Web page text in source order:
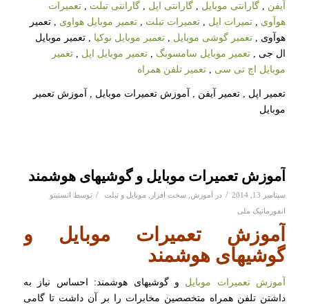
آیفن , گارانتی موبایل , گارانتی اپل , گارانتی تبلت , تعمیرات
هوآوی , تمیرات اپل , تعمیرات تبلت , تعمیر موبایل هواوی , تعمیر
هوآوی , تعمیر گوشی موبایل , تعمیر موبایل نوکیا , تعمیر موبایل
ال جی , تعمیر موبایل سامسونگ , تعمیر موبایل اپل , تعمیر
موبایل اچ تی سی , تعمیر تلفن همراه
تعمیر اپل , تعمیر آیفن , آموزش تعمیرات موبایل , آموزش تعمیر
موبایل
آموزش تعمیرات موبایل و گوشیهای هوشمند
سپتامبر 13, 2014 / در آموزش سخت افزار موبایل و تبلت / توسط انستیتو
انفورماتیک ملی
آموزش تعمیرات موبایل و
گوشیهای هوشمند
آموزش تعمیرات موبایل و گوشیهای هوشمند: احساس نیاز به
داشتن تلفن همراه متخصصین مخابرات را بر آن داشت تا گامی